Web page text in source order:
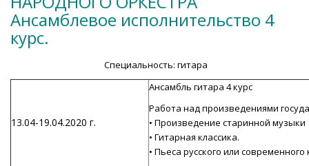
Ансамблевое исполнительство 4
курс.
Специальность: гитара
13.04-19.04.2020 г.
Ансамбль гитара 4 курс
Работа над произведениями
• Произведение старинной музыки
• Гитарная классика.
• Пьеса русского или